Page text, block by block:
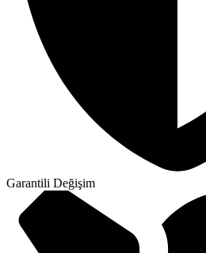
Garantili Değişim